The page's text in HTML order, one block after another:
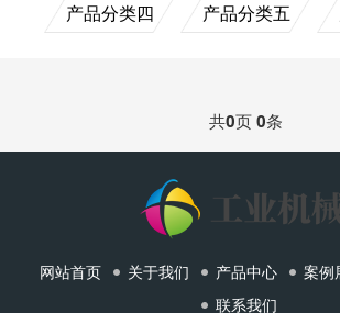
产品分类四
产品分类五
共0页0条
网站首页 关于我们 产品中心 案例
联系我们